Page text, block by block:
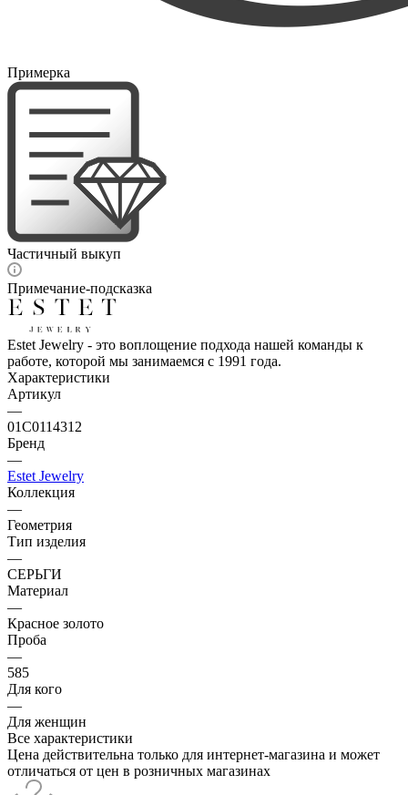
Примерка
Частичный выкуп
Примечание-подсказка
Estet Jewelry - это воплощение подхода нашей команды к
работе, которой мы занимаемся с 1991 года.
Характеристики
Артикул
—
01С0114312
Бренд
—
Estet Jewelry
Коллекция
—
Геометрия
Тип изделия
—
СЕРЬГИ
Материал
—
Красное золото
Проба
—
585
Для кого
—
Для женщин
Все характеристики
Цена действительна только для интернет-магазина и может
отличаться от цен в розничных магазинах